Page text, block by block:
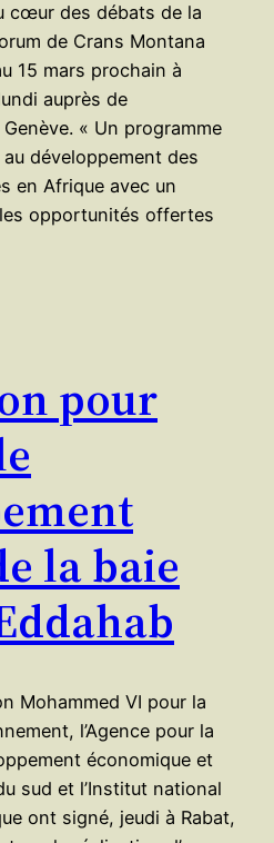
cœur des débats de la
de Crans Montana
15 mars prochain à
auprès de
« Un programme
développement des
en Afrique avec un
opportunités offertes
pour
la baie
Mohammed VI pour la
l’Agence pour la
économique et
sud et l’Institut national
ont signé, jeudi à Rabat,